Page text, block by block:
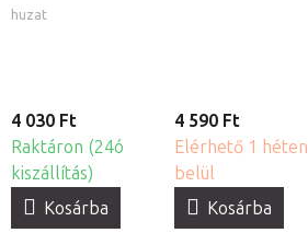
huzat
4 030 Ft
Raktáron (24ó
kiszállítás)
Kosárba
4 590 Ft
Elérhető 1 héten
belül
Kosárba